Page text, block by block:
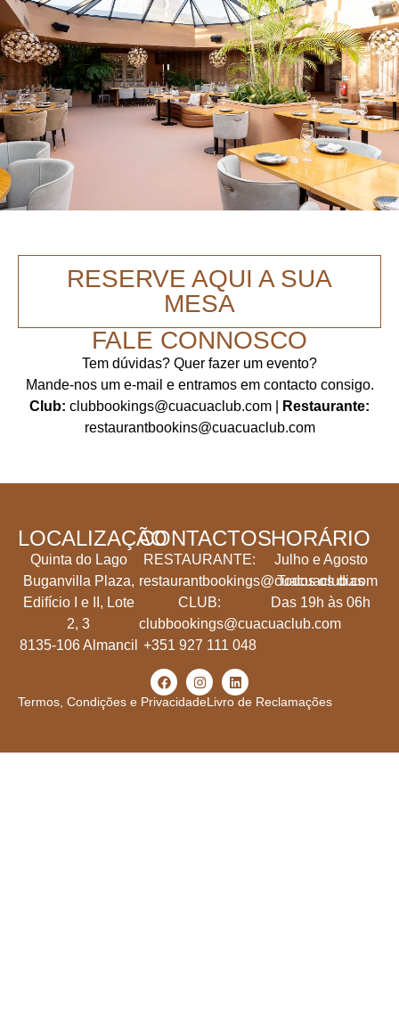
RESERVE AQUI A SUA
MESA
FALE CONNOSCO
Tem dúvidas? Quer fazer um evento?
Mande-nos um e-mail e entramos em contacto consigo.
Club: clubbookings@cuacuaclub.com
Restaurante:
restaurantbookins@cuacuaclub.com
LOCALIZAÇÃO
Quinta do Lago
Buganvilla Plaza,
Edifício I e II, Lote
2, 3
8135-106 Almancil
CONTACTOS
RESTAURANTE:
restaurantbookings@cuacuaclub.com
CLUB:
clubbookings@cuacuaclub.com
+351 927 111 048
HORÁRIO
Julho e Agosto
Todos os dias
Das 19h às 06h
Termos, Condições e PrivacidadeLivro de Reclamações